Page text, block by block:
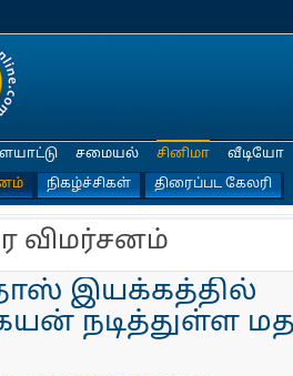
சமையல்
சினிமா
நிகழ்ச்சிகள் திரைப்பட கேலரி
வீடியோ
விமர்சனம்
இயக்கத்தில்
நடித்துள்ள